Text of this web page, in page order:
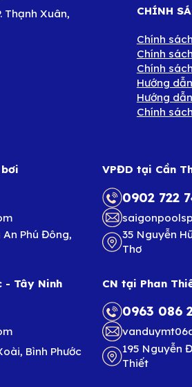
Thạnh Xuân,
CHÍNH
Chính
Chính
Chính
Hướng
Hướng
Chính
Phú Đông,
VPĐD tại Cần
0902 722
35 Nguyễn
Thơ
- Tây Ninh
Bình Phước
CN tại Phan
0963 086
195 Nguyễn
Thiết